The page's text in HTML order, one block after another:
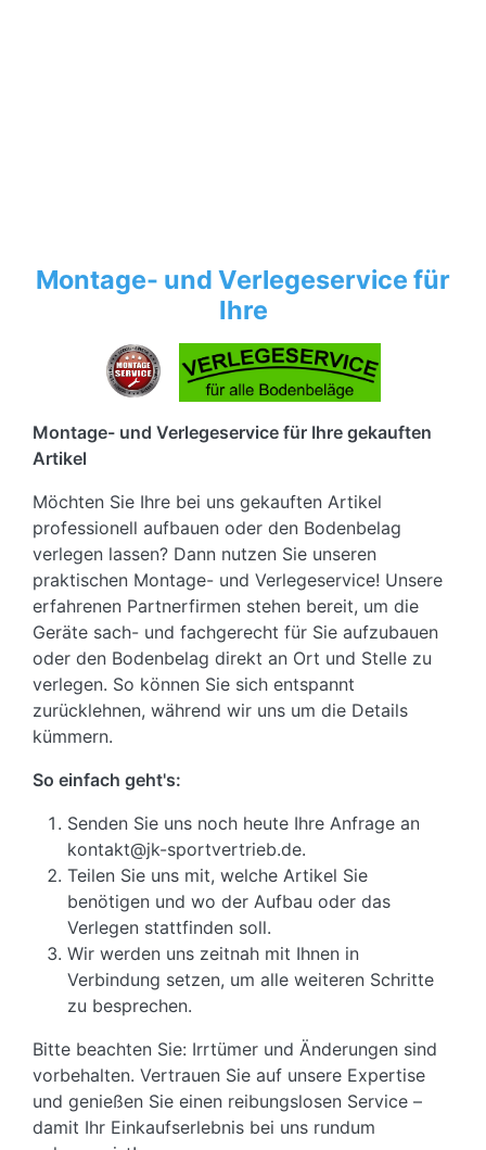
Montage- und Verlegeservice für
Ihre
Montage- und Verlegeservice für Ihre gekauften
Artikel
Möchten Sie Ihre bei uns gekauften Artikel
professionell aufbauen oder den Bodenbelag
verlegen lassen? Dann nutzen Sie unseren
praktischen Montage- und Verlegeservice! Unsere
erfahrenen Partnerfirmen stehen bereit, um die
Geräte sach- und fachgerecht für Sie aufzubauen
oder den Bodenbelag direkt an Ort und Stelle zu
verlegen. So können Sie sich entspannt
zurücklehnen, während wir uns um die Details
kümmern.
So einfach geht's:
Senden Sie uns noch heute Ihre Anfrage an
kontakt@jk-sportvertrieb.de.
Teilen Sie uns mit, welche Artikel Sie
benötigen und wo der Aufbau oder das
Verlegen stattfinden soll.
Wir werden uns zeitnah mit Ihnen in
Verbindung setzen, um alle weiteren Schritte
zu besprechen.
Bitte beachten Sie: Irrtümer und Änderungen sind
vorbehalten. Vertrauen Sie auf unsere Expertise
und genießen Sie einen reibungslosen Service –
damit Ihr Einkaufserlebnis bei uns rundum